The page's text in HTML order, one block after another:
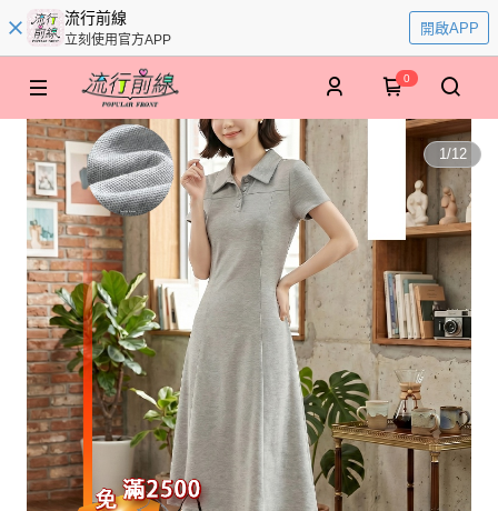
流行前線
立刻使用官方APP
開啟APP
0
1/12